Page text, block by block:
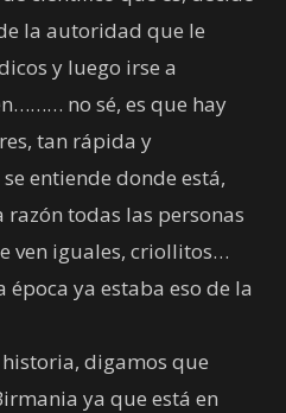
la autoridad que le
y luego irse a
no sé, es que hay
tan rápida y
entiende donde está,
todas las personas
ven iguales, criollitos…
ya estaba eso de la
digamos que
ya que está en